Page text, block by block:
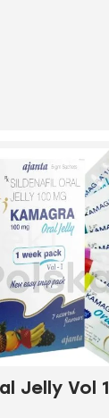
Jelly Vol 1